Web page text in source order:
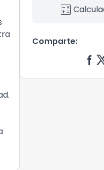
calculate
Comparte: